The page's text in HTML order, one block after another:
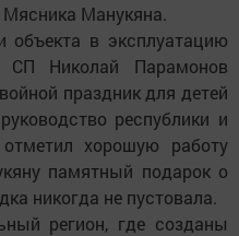
Мясника Манукяна.
в эксплуатацию
СП Николай Парамонов
праздник для детей
республики и
хорошую работу
памятный подарок о
никогда не пустовала.
регион, где созданы